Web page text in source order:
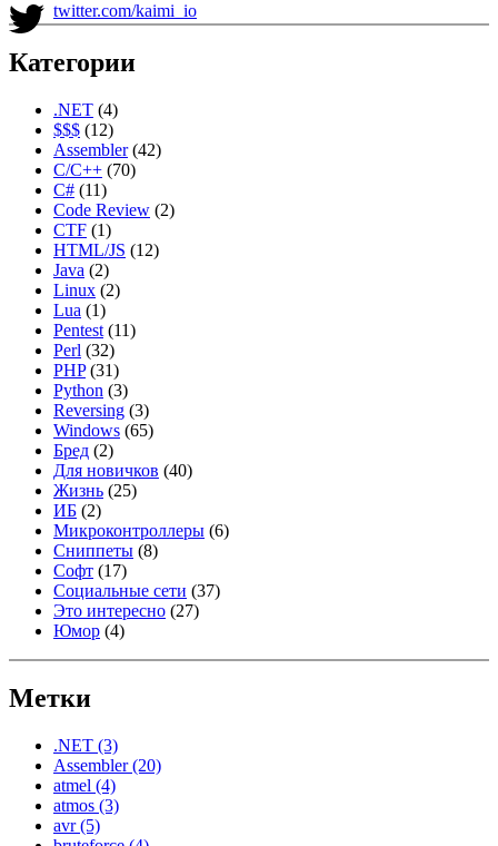
twitter.com/kaimi_io
Категории
.NET (4)
$$$ (12)
Assembler(42)
C/C++ (70)
C# (11)
Code Review (2)
CTF (1)
HTML/JS (12)
Java (2)
Linux (2)
Lua (1)
Pentest (11)
Perl (32)
PHP(31)
Python (3)
Reversing (3)
Windows (65)
Бред (2)
Для новичков (40)
Жизнь (25)
ИБ (2)
Микроконтроллеры (6)
Сниппеты (8)
Софт (17)
Социальные сети (37)
Это интересно (27)
Юмор (4)
Метки
.NET (3)
Assembler(20)
atmel (4)
atmos (3)
avr(5)